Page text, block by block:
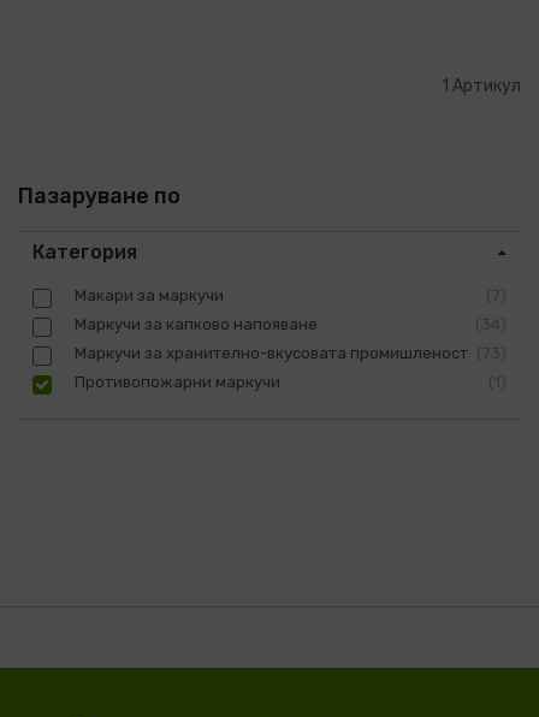
Пазаруване по
Категория
Макари за маркучи
Маркучи за капково напояване
Маркучи за хранително-вкусовата промишленост
Противопожарни маркучи
1 Артикул